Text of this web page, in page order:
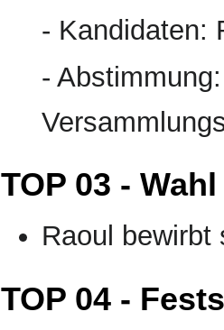
- Kandidaten:
-
TOP 03 -
Raoul
TOP 04 -